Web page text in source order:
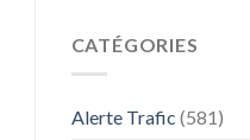
CATÉGORIES
Alerte Trafic (581)